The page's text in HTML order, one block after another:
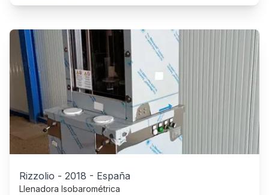
Rizzolio - 2018 - España
Llenadora Isobarométrica